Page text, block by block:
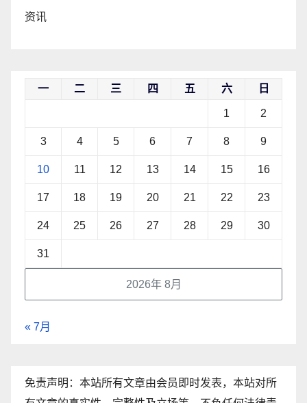
资讯
2026年 8月
一 二 三 四 五 六 日
1 2
3 4 5 6 7 8 9
10 11 12 13 14 15 16
17 18 19 20 21 22 23
24 25 26 27 28 29 30
31
« 7月
免责声明：本站所有文章由会员即时发表，本站对所